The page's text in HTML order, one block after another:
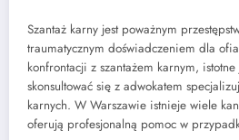
Szantaż karny jest poważnym
traumatycznym doświadczeniem dla
konfrontacji z szantażem karnym,
skonsultować się z adwokatem
karnych. W Warszawie istnieje wiele
oferują profesjonalną pomoc w